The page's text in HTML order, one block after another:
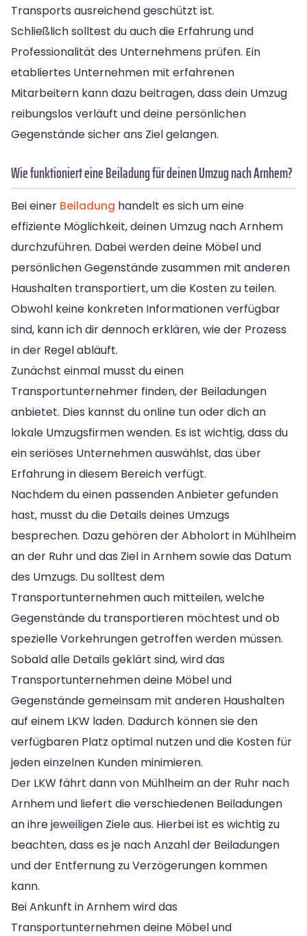
Transports ausreichend geschützt ist.
Schließlich solltest du auch die Erfahrung und
Professionalität des Unternehmens prüfen. Ein
etabliertes Unternehmen mit erfahrenen
Mitarbeitern kann dazu beitragen, dass dein Umzug
reibungslos verläuft und deine persönlichen
Gegenstände sicher ans Ziel gelangen.
Wie funktioniert eine Beiladung für deinen Umzug nach Arnhem?
Bei einer Beiladung handelt es sich um eine
effiziente Möglichkeit, deinen Umzug nach Arnhem
durchzuführen. Dabei werden deine Möbel und
persönlichen Gegenstände zusammen mit anderen
Haushalten transportiert, um die Kosten zu teilen.
Obwohl keine konkreten Informationen verfügbar
sind, kann ich dir dennoch erklären, wie der Prozess
in der Regel abläuft.
Zunächst einmal musst du einen
Transportunternehmer finden, der Beiladungen
anbietet. Dies kannst du online tun oder dich an
lokale Umzugsfirmen wenden. Es ist wichtig, dass du
ein seriöses Unternehmen auswählst, das über
Erfahrung in diesem Bereich verfügt.
Nachdem du einen passenden Anbieter gefunden
hast, musst du die Details deines Umzugs
besprechen. Dazu gehören der Abholort in Mühlheim
an der Ruhr und das Ziel in Arnhem sowie das Datum
des Umzugs. Du solltest dem
Transportunternehmen auch mitteilen, welche
Gegenstände du transportieren möchtest und ob
spezielle Vorkehrungen getroffen werden müssen.
Sobald alle Details geklärt sind, wird das
Transportunternehmen deine Möbel und
Gegenstände gemeinsam mit anderen Haushalten
auf einem LKW laden. Dadurch können sie den
verfügbaren Platz optimal nutzen und die Kosten für
jeden einzelnen Kunden minimieren.
Der LKW fährt dann von Mühlheim an der Ruhr nach
Arnhem und liefert die verschiedenen Beiladungen
an ihre jeweiligen Ziele aus. Hierbei ist es wichtig zu
beachten, dass es je nach Anzahl der Beiladungen
und der Entfernung zu Verzögerungen kommen
kann.
Bei Ankunft in Arnhem wird das
Transportunternehmen deine Möbel und